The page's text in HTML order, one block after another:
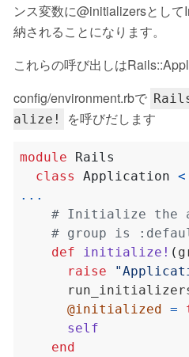
ンス変数に@initializersとし
納されることになります。
これらの呼び出しは
config/environment.rbで
alize!
を呼びだします
module
Rails
class
Application <
...
# Initialize the
# group is
def
initialize! (
raise
@initialized =
self
end